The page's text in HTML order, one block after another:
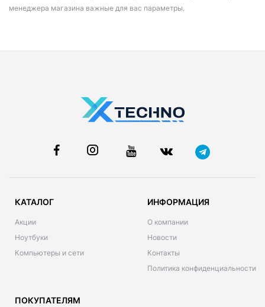
менеджера магазина важные для вас параметры.
КАТАЛОГ
Акции
Ноутбуки
Компьютеры и сети
ИНФОРМАЦИЯ
О компании
Новости
Контакты
Политика конфиденциальности
ПОКУПАТЕЛЯМ